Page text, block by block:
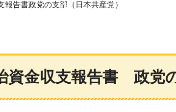
告書政党の支部（日本共産党）
資金収支報告書 政党